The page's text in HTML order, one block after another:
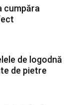
cumpăra
de logodnă
de pietre